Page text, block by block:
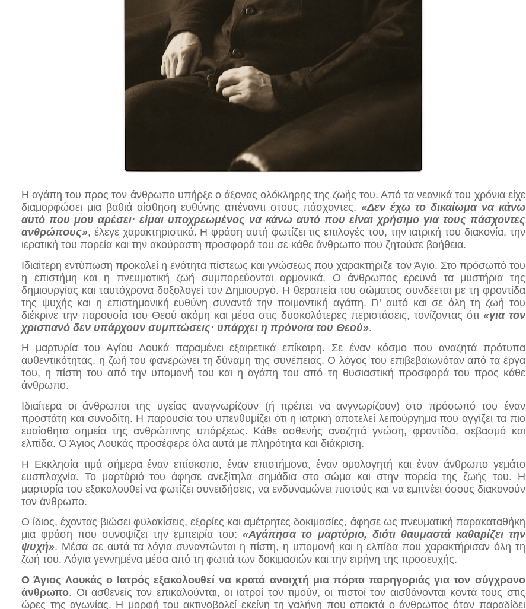
Η αγάπη του προς τον άνθρωπο υπήρξε ο άξονας ολόκληρης της ζωής του. Από τα νεανικά του χρόνια είχε
διαμορφώσει μια βαθιά αίσθηση ευθύνης απέναντι στους πάσχοντες. «Δεν έχω το δικαίωμα να κάνω
αυτό που μου αρέσει· είμαι υποχρεωμένος να κάνω αυτό που είναι χρήσιμο για τους πάσχοντες
ανθρώπους», έλεγε χαρακτηριστικά. Η φράση αυτή φωτίζει τις επιλογές του, την ιατρική του διακονία, την
ιερατική του πορεία και την ακούραστη προσφορά του σε κάθε άνθρωπο που ζητούσε βοήθεια.
Ιδιαίτερη εντύπωση προκαλεί η ενότητα πίστεως και γνώσεως που χαρακτήριζε τον Άγιο. Στο πρόσωπό του
η επιστήμη και η πνευματική ζωή συμπορεύονται αρμονικά. Ο άνθρωπος ερευνά τα μυστήρια της
δημιουργίας και ταυτόχρονα δοξολογεί τον Δημιουργό. Η θεραπεία του σώματος συνδέεται με τη φροντίδα
της ψυχής και η επιστημονική ευθύνη συναντά την ποιμαντική αγάπη. Γι’ αυτό και σε όλη τη ζωή του
διέκρινε την παρουσία του Θεού ακόμη και μέσα στις δυσκολότερες περιστάσεις, τονίζοντας ότι «για τον
χριστιανό δεν υπάρχουν συμπτώσεις· υπάρχει η πρόνοια του Θεού».
Η μαρτυρία του Αγίου Λουκά παραμένει εξαιρετικά επίκαιρη. Σε έναν κόσμο που αναζητά πρότυπα
αυθεντικότητας, η ζωή του φανερώνει τη δύναμη της συνέπειας. Ο λόγος του επιβεβαιωνόταν από τα έργα
του, η πίστη του από την υπομονή του και η αγάπη του από τη θυσιαστική προσφορά του προς κάθε
άνθρωπο.
Ιδιαίτερα οι άνθρωποι της υγείας αναγνωρίζουν (ή πρέπει να ανγνωρίζουν) στο πρόσωπό του έναν
προστάτη και συνοδίτη. Η παρουσία του υπενθυμίζει ότι η ιατρική αποτελεί λειτούργημα που αγγίζει τα πιο
ευαίσθητα σημεία της ανθρώπινης υπάρξεως. Κάθε ασθενής αναζητά γνώση, φροντίδα, σεβασμό και
ελπίδα. Ο Άγιος Λουκάς προσέφερε όλα αυτά με πληρότητα και διάκριση.
Η Εκκλησία τιμά σήμερα έναν επίσκοπο, έναν επιστήμονα, έναν ομολογητή και έναν άνθρωπο γεμάτο
ευσπλαχνία. Το μαρτύριό του άφησε ανεξίτηλα σημάδια στο σώμα και στην πορεία της ζωής του. Η
μαρτυρία του εξακολουθεί να φωτίζει συνειδήσεις, να ενδυναμώνει πιστούς και να εμπνέει όσους διακονούν
τον άνθρωπο.
Ο ίδιος, έχοντας βιώσει φυλακίσεις, εξορίες και αμέτρητες δοκιμασίες, άφησε ως πνευματική παρακαταθήκη
μια φράση που συνοψίζει την εμπειρία του:«Αγάπησα το μαρτύριο, διότι θαυμαστά καθαρίζει την
ψυχή». Μέσα σε αυτά τα λόγια συναντώνται η πίστη, η υπομονή και η ελπίδα που χαρακτήρισαν όλη τη
ζωή του. Λόγια γεννημένα μέσα από τη φωτιά των δοκιμασιών και την ειρήνη της προσευχής.
Ο Άγιος Λουκάς ο Ιατρός εξακολουθεί να κρατά ανοιχτή μια πόρτα παρηγοριάς για τον σύγχρονο
άνθρωπο. Οι ασθενείς τον επικαλούνται, οι ιατροί τον τιμούν, οι πιστοί τον αισθάνονται κοντά τους στις
ώρες της αγωνίας. Η μορφή του ακτινοβολεί εκείνη τη γαλήνη που αποκτά ο άνθρωπος όταν παραδίδει